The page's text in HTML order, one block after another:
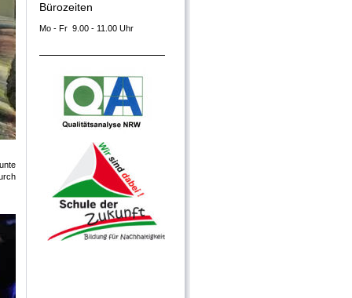
Bürozeiten
Mo - Fr 9.00 - 11.00 Uhr